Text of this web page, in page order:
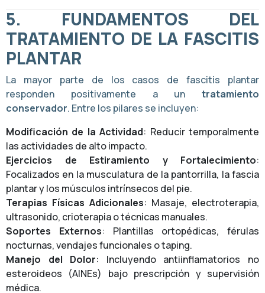
5. FUNDAMENTOS DEL
TRATAMIENTO DE LA FASCITIS
PLANTAR
La mayor parte de los casos de fascitis plantar
responden positivamente a un tratamiento
conservador. Entre los pilares se incluyen:
Modificación de la Actividad: Reducir temporalmente
las actividades de alto impacto.
Ejercicios de Estiramiento y Fortalecimiento:
Focalizados en la musculatura de la pantorrilla, la fascia
plantar y los músculos intrínsecos del pie.
Terapias Físicas Adicionales: Masaje, electroterapia,
ultrasonido, crioterapia o técnicas manuales.
Soportes Externos: Plantillas ortopédicas, férulas
nocturnas, vendajes funcionales o taping.
Manejo del Dolor: Incluyendo antiinflamatorios no
esteroideos (AINEs) bajo prescripción y supervisión
médica.